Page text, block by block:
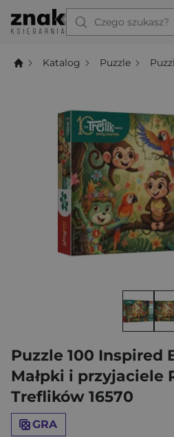
Czego szukasz?
Katalog Puzzle
Puzzle 100 Inspired
Małpki i przyjaciele
Treflików 16570
GRA